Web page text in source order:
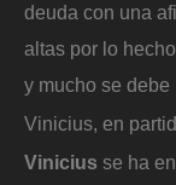
deuda con una
altas por lo
y mucho se
Vinicius, en
Vinicius se ha